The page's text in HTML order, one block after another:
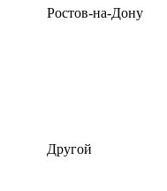
Ростов-на-Дону
Другой